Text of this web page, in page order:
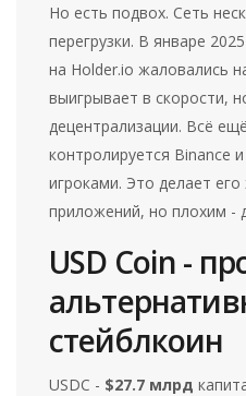
Но есть подвох. Сеть
перегрузки. В январе
на Holder.io жаловались
выигрывает в скорости,
децентрализации. Всё
контролируется Binance
игроками. Это делает
приложений, но плохим -
USD Coin -
стейблкоин
USDC - $27.7 млрд